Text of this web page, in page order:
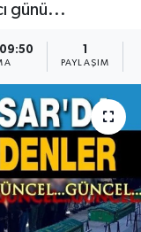
günü...
PAYLAŞIM